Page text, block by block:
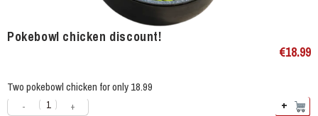
Pokebowl chicken discount!
€18.99
Two pokebowl chicken for only 18.99
- + +